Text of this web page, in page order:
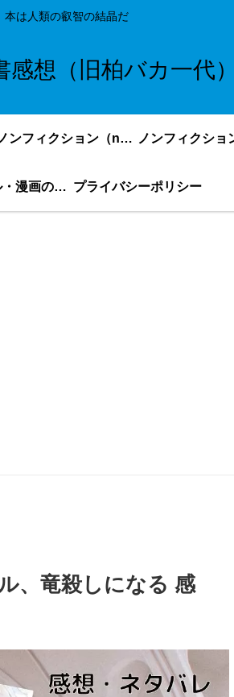
本は人類の叡智の結晶だ
感想（旧柏バカ一代）
ノンフィクション（nonfiction）更新順
ライトノベル・漫画の感想・ネタバレまとめ｜こもの読書感想 プライバシーポリシー
、竜殺しになる 感